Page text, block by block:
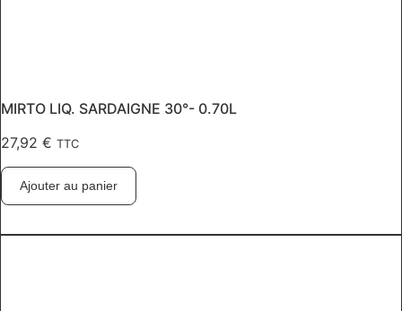
MIRTO LIQ. SARDAIGNE 30°- 0.70L
27,92 € TTC
Ajouter au panier